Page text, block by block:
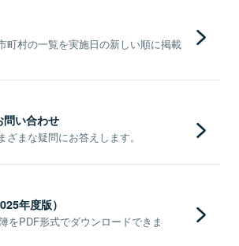
町村の一覧を実施日の新しい順に掲載
問い合わせ
まな疑問にお答えします。
年度版）
をPDF形式でダウンロードできま